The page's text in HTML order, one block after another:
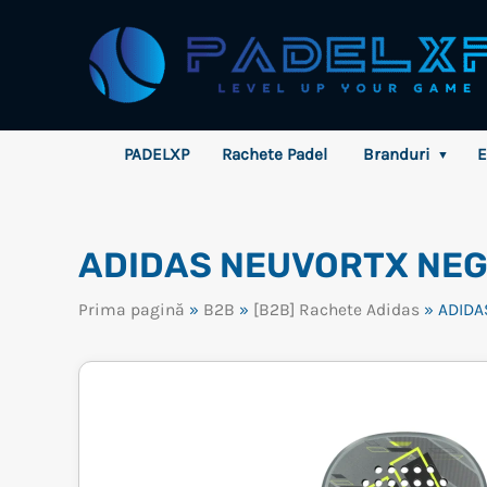
PADELXP Rachete Padel Branduri ▼
ADIDAS NEUVORTX
Prima pagină » B2B » [B2B] Rachete Adidas »